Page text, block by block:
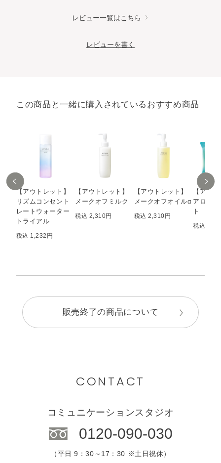
レビュー一覧はこちら
レビューを書く
この商品と一緒に購入されているおすすめ商品
【アウトレット】
リズムコンセント
レートウォーター
トライアル
税込 1,232円
【アウトレット】
メークオフミルク
税込 2,310円
【アウトレット】
メークオフオイルα
税込 2,310円
【アウ
アロマ
ト
税込 577
販売終了の商品について
CONTACT
コミュニケーションスタジオ
0120-090-030
（平日 9：30～17：30 ※土日祝休）